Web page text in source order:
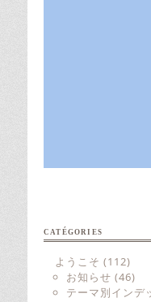
CATÉGORIES
ようこそ (112)
お知らせ (46)
テーマ別インデ